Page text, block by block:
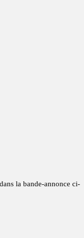
la bande-annonce ci-